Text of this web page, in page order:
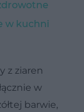
w kuchni
z ziaren
w
barwie,